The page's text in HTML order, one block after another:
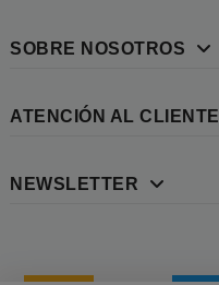
SOBRE NOSOTROS
ATENCIÓN AL CLIENTE
NEWSLETTER